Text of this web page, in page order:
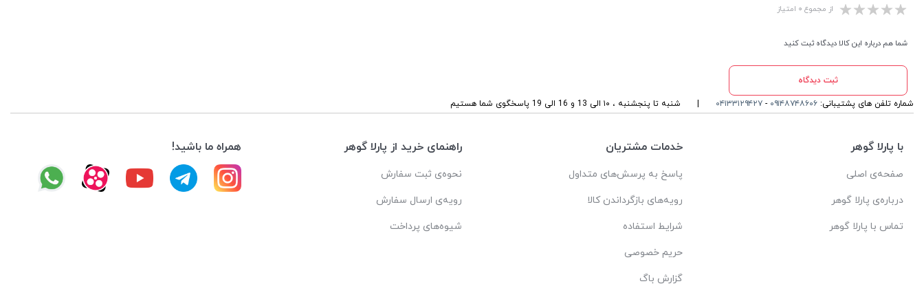
از مجموع ۰ امتیاز
شما هم درباره این کالا دیدگاه ثبت کنید
ثبت دیدگاه
شماره تلفن های پشتیبانی: ۰۹۱۴۸۷۴۸۶۰۶ - ۰۴۱۳۳۱۲۹۴۲۷ شنبه تا پنجشنبه ، ۱۰ الی 13 و 16 الی 19 پاسخگوی شما هستیم
با پارلا گوهر
صفحه‌ی اصلی
درباره‌ی پارلا گوهر
تماس با پارلا گوهر
خدمات مشتریان
پاسخ به پرسش‌های متداول
رویه‌های بازگرداندن کالا
شرایط استفاده
حریم خصوصی
گزارش باگ
راهنمای خرید از پارلا گوهر
نحوه‌ی ثبت سفارش
رویه‌ی ارسال سفارش
شیوه‌های پرداخت
همراه ما باشید!